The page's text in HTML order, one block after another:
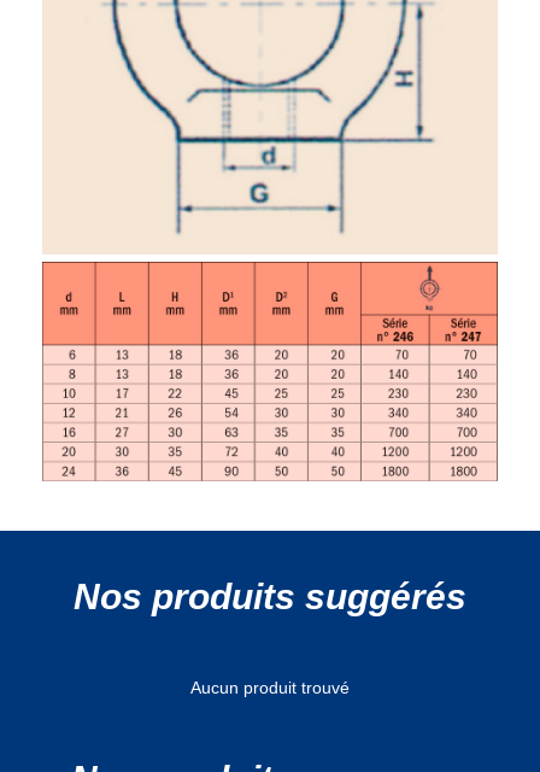
Nos produits suggérés
Aucun produit trouvé